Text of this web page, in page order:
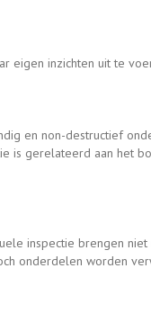
eigen inzichten uit te
en non-destructief
is gerelateerd aan het
inspectie brengen
onderdelen worden